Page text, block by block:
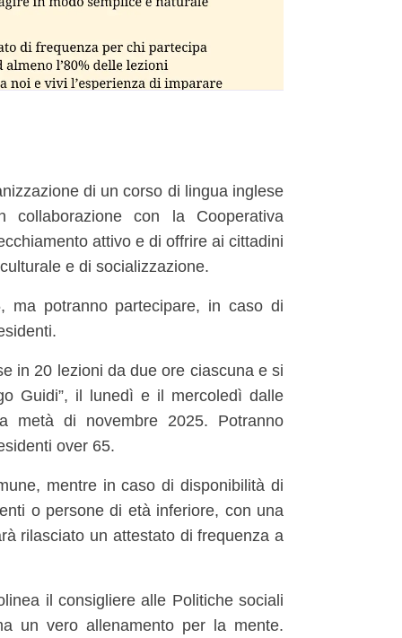
di un corso di lingua inglese
con la Cooperativa
attivo e di offrire ai cittadini
e di socializzazione.
ma potranno partecipare, in caso di
in 20 lezioni da due ore ciascuna e si
Guidi”, il lunedì e il mercoledì dalle
metà di novembre 2025. Potranno
over 65.
mentre in caso di disponibilità di
o persone di età inferiore, con una
rilasciato un attestato di frequenza a
il consigliere alle Politiche sociali
un vero allenamento per la mente.